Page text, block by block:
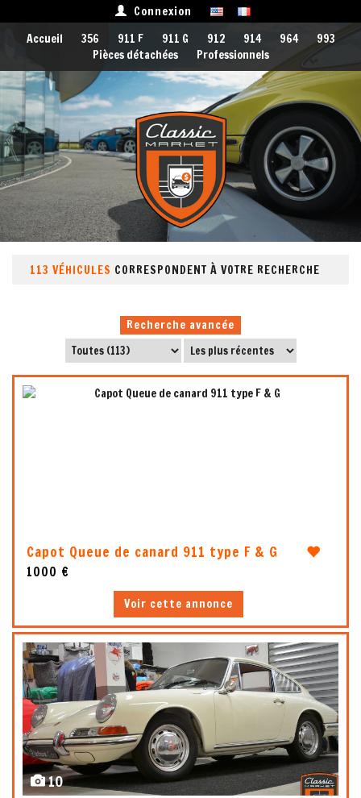
Connexion
Accueil
356 911 F 911 G 912 914 964
993
Pièces détachées
Professionnels
113 VÉHICULES CORRESPONDENT À VOTRE RECHERCHE
Recherche avancée
Capot Queue de canard 911 type F & G
1000 €
Voir cette annonce
10